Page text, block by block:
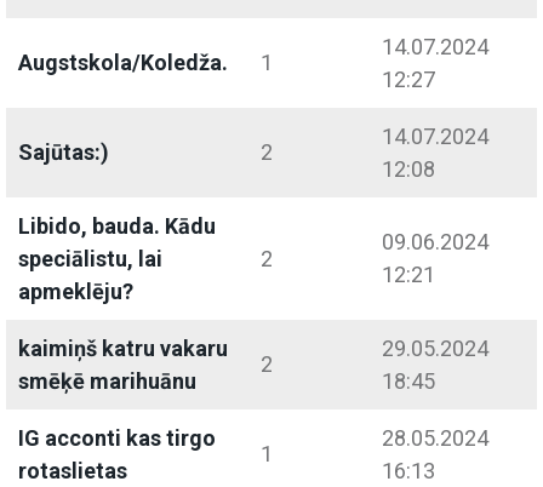
Augstskola/Koledža. 1
14.07.2024
12:27
Sajūtas:) 2
14.07.2024
12:08
Libido, bauda. Kādu
speciālistu, lai
apmeklēju?
2
09.06.2024
12:21
kaimiņš katru vakaru
smēķē marihuānu
2
29.05.2024
18:45
IG acconti kas tirgo
rotaslietas
1
28.05.2024
16:13